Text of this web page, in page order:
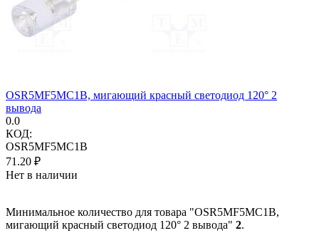
OSR5MF5MC1B, мигающий красный светодиод 120° 2
вывода
0.0
КОД:
OSR5MF5MC1B
71.20 ₽
Нет в наличии
Минимальное количество для товара "OSR5MF5MC1B,
мигающий красный светодиод 120° 2 вывода" 2.